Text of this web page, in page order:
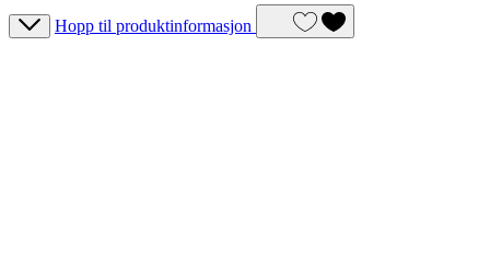
Hopp til produktinformasjon